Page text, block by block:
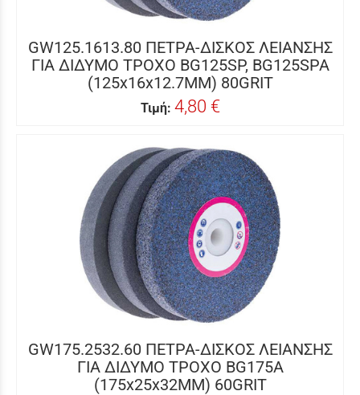
GW125.1613.80 ΠΕΤΡΑ-ΔΙΣΚΟΣ ΛΕΙΑΝΣΗΣ
ΓΙΑ ΔΙΔΥΜΟ ΤΡΟΧΟ BG125SP, BG125SPA
(125x16x12.7MM) 80GRIT
Τιμή: 4,80 €
GW175.2532.60 ΠΕΤΡΑ-ΔΙΣΚΟΣ ΛΕΙΑΝΣΗΣ
ΓΙΑ ΔΙΔΥΜΟ ΤΡΟΧΟ BG175A
(175x25x32MM) 60GRIT